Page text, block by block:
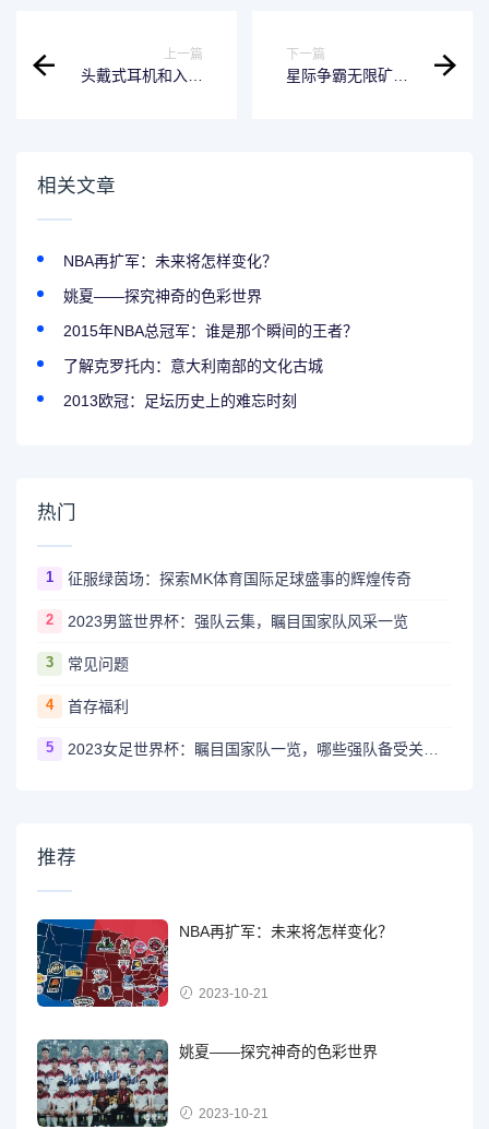
上一篇
头戴式耳机和入耳
下一篇
星际争霸无限矿地
相关文章
NBA再扩军：未来将怎样变化？
姚夏——探究神奇的色彩世界
2015年NBA总冠军：谁是那个瞬间的王者？
了解克罗托内：意大利南部的文化古城
2013欧冠：足坛历史上的难忘时刻
热门
1 征服绿茵场：探索MK体育国际足球盛事的辉煌传奇
2 2023男篮世界杯：强队云集，瞩目国家队风采一览
3 常见问题
4 首存福利
5
推荐
NBA再扩军：未来将怎样变化？
2023-10-21
姚夏——探究神奇的色彩世界
2023-10-21